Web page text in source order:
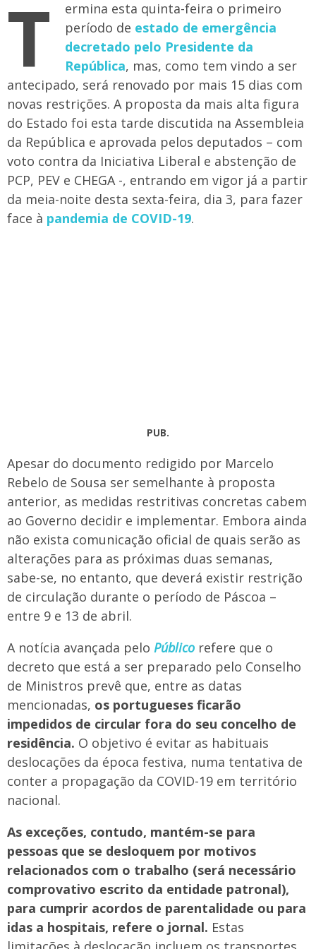
T
ermina esta quinta-feira o primeiro
período de estado de emergência
decretado pelo Presidente da
República, mas, como tem vindo a ser
antecipado, será renovado por mais 15 dias com
novas restrições. A proposta da mais alta figura
do Estado foi esta tarde discutida na Assembleia
da República e aprovada pelos deputados – com
voto contra da Iniciativa Liberal e abstenção de
PCP, PEV e CHEGA -, entrando em vigor já a partir
da meia-noite desta sexta-feira, dia 3, para fazer
face à pandemia de COVID-19.
PUB.
Apesar do documento redigido por Marcelo
Rebelo de Sousa ser semelhante à proposta
anterior, as medidas restritivas concretas cabem
ao Governo decidir e implementar. Embora ainda
não exista comunicação oficial de quais serão as
alterações para as próximas duas semanas,
sabe-se, no entanto, que deverá existir restrição
de circulação durante o período de Páscoa –
entre 9 e 13 de abril.
A notícia avançada pelo Público refere que o
decreto que está a ser preparado pelo Conselho
de Ministros prevê que, entre as datas
mencionadas, os portugueses ficarão
impedidos de circular fora do seu concelho de
residência. O objetivo é evitar as habituais
deslocações da época festiva, numa tentativa de
conter a propagação da COVID-19 em território
nacional.
As exceções, contudo, mantém-se para
pessoas que se desloquem por motivos
relacionados com o trabalho (será necessário
comprovativo escrito da entidade patronal),
para cumprir acordos de parentalidade ou para
idas a hospitais, refere o jornal. Estas